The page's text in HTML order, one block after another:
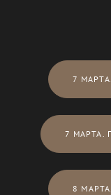
7
7 МАРТА.
8